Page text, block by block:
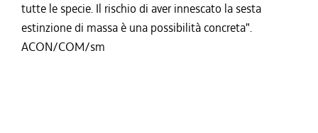
tutte le specie. Il rischio di aver innescato la sesta
estinzione di massa è una possibilità concreta".
ACON/COM/sm